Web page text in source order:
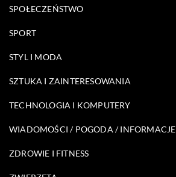
SPOŁECZEŃSTWO
SPORT
STYL I MODA
SZTUKA I ZAINTERESOWANIA
TECHNOLOGIA I KOMPUTERY
WIADOMOŚCI / POGODA / INFORMACJE
ZDROWIE I FITNESS